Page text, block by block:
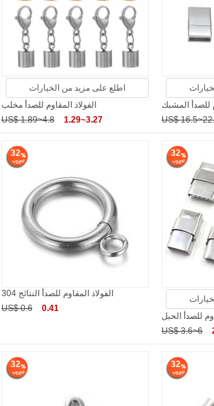
اطلع على مزيد من الخيارات
الفولاذ المقاوم للصدأ مخلب
US$ 1.89~4.8
1.29~3.27
للصدأ المشبك
US$
32
304 الفولاذ المقاوم للصدأ النتائج
US$ 0.6
0.41
32
للصدأ الحبل
US$ 3.6~6
32 32